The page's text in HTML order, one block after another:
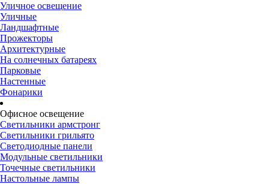
Уличное освещение
Уличные
Ландшафтные
Прожекторы
Архитектурные
На солнечных батареях
Парковые
Настенные
Фонарики
Офисное освещение
Светильники армстронг
Светильники грильято
Светодиодные панели
Модульные светильники
Точечные светильники
Настольные лампы